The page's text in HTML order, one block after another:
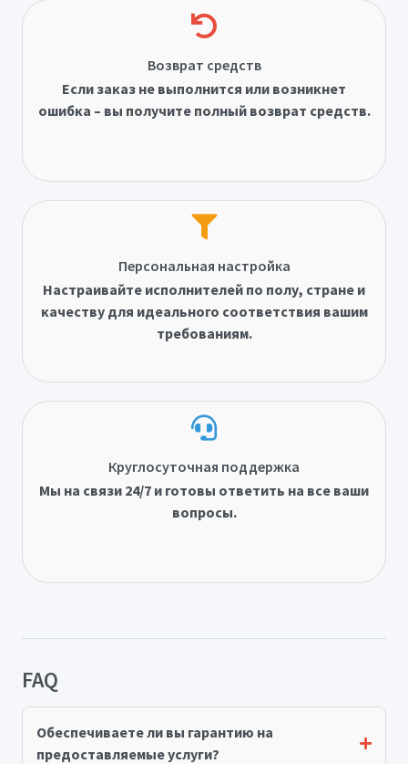
Возврат средств
Если заказ не выполнится или возникнет
ошибка – вы получите полный возврат средств.
Персональная настройка
Настраивайте исполнителей по полу, стране и
качеству для идеального соответствия вашим
требованиям.
Круглосуточная поддержка
Мы на связи 24/7 и готовы ответить на все ваши
вопросы.
FAQ
Обеспечиваете ли вы гарантию на
предоставляемые услуги?